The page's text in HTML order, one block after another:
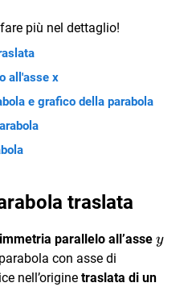
più nel dettaglio!
all'asse x
e grafico della parabola
traslata
parallelo all’asse y
y
con asse di
nell’origine traslata di un